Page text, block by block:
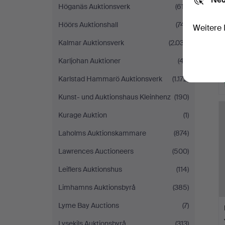
Höganäs Auktionsverk
(617)
Höörs Auktionshall
(741)
Kalmar Auktionsverk
(2.037)
Karljohan Auktioner
(47)
Karlstad Hammarö Auktionsverk
(1.172)
Kunst- und Auktionshaus Kleinhenz (190)
Kurage Auktion
(1)
Laholms Auktionskammare
(874)
Lawrences Auctioneers
(500)
Leiflers Auktionshus
(114)
Limhamns Auktionsbyrå
(385)
Lyme Bay Auctions
(7)
Weitere